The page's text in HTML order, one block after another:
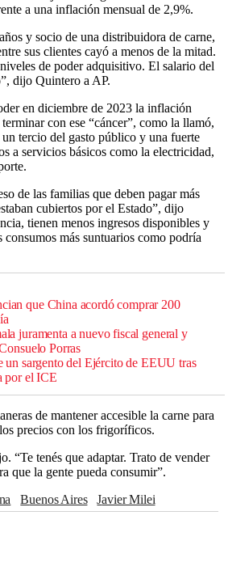
a una inflación mensual de 2,9%.
y socio de una distribuidora de carne,
sus clientes cayó a menos de la mitad.
de poder adquisitivo. El salario del
dijo Quintero a AP.
en diciembre de 2023 la inflación
con ese “cáncer”, como la llamó,
tercio del gasto público y una fuerte
a servicios básicos como la electricidad,
de las familias que deben pagar más
cubiertos por el Estado”, dijo
tienen menos ingresos disponibles y
consumos más suntuarios como podría
que China acordó comprar 200
juramenta a nuevo fiscal general y
Porras
un sargento del Ejército de EEUU tras
por el ICE
de mantener accesible la carne para
precios con los frigoríficos.
“Te tenés que adaptar. Trato de vender
que la gente pueda consumir”.
Buenos Aires
Javier Milei